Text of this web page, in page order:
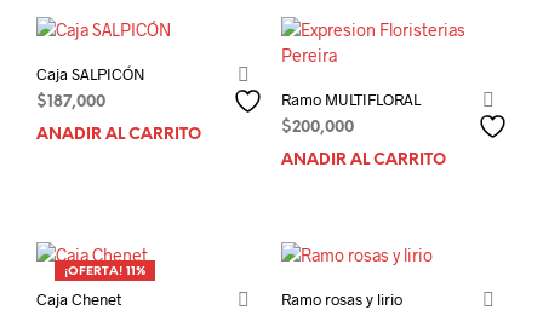
Caja SALPICÓN
$187,000
AÑADIR AL CARRITO
Ramo MULTIFLORAL
$200,000
AÑADIR AL CARRITO
¡OFERTA! 11%
Caja Chenet Ramo rosas y lirio